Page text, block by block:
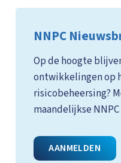
NNPC
Op de hoogte
ontwikkelingen op
risicobeheersing?
maandelijkse
AANMELDEN